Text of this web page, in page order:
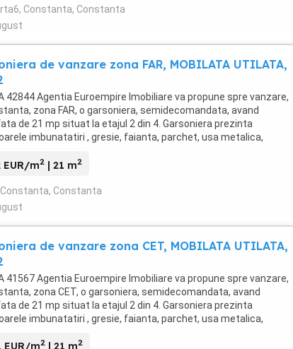
Constanta, Constanta
de vanzare zona FAR, MOBILATA UTILATA,
42844 Agentia Euroempire Imobiliare va propune spre vanzare,
zona FAR, o garsoniera, semidecomandata, avand
de 21 mp situat la etajul 2 din 4. Garsoniera prezinta
imbunatatiri , gresie, faianta, parchet, usa metalica,
EUR/m2 | 21 m2
Constanta, Constanta
de vanzare zona CET, MOBILATA UTILATA,
41567 Agentia Euroempire Imobiliare va propune spre vanzare,
zona CET, o garsoniera, semidecomandata, avand
de 21 mp situat la etajul 2 din 4. Garsoniera prezinta
imbunatatiri , gresie, faianta, parchet, usa metalica,
EUR/m2 | 21 m2